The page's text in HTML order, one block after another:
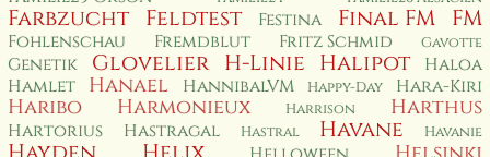
Farbzucht Feldtest Festina Final FM FM
Fohlenschau Fremdblut Fritz Schmid Gavotte
Genetik Glovelier H-Linie Halipot
Haloa
Hamlet
Hanael HannibalVM Happy-Day Hara-Kiri
Haribo Harmonieux Harrison Harthus
Hartorius Hastragal Hastral Havane Havanie